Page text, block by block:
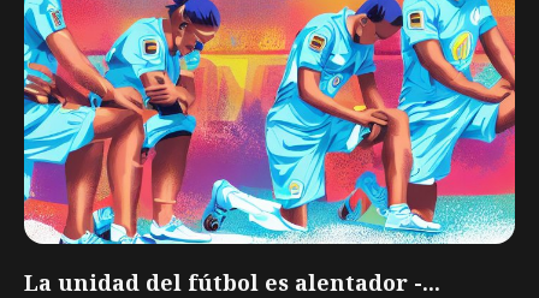
La unidad del fútbol es alentador -...